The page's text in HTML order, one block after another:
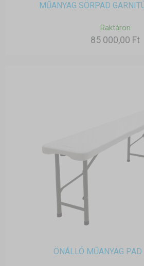
MŰANYAG SÖRPAD
Raktáron
85 000,00 Ft
ÖNÁLLÓ MŰANYAG